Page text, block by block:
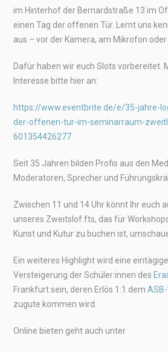
im Hinterhof der Bernardstraße 13 im
einen Tag der offenen Tür. Lernt uns
aus – vor der Kamera, am Mikrofon oder
Dafür haben wir euch Slots vorbereitet.
Interesse bitte hier an:
https://www.eventbrite.de/e/35-jahre-
der-offenen-tur-im-seminarraum-
601354426277
Seit 35 Jahren bilden Profis aus den
Moderatoren, Sprecher und
Zwischen 11 und 14 Uhr könnt Ihr euch
unseres Zweitslof.fts, das für
Kunst und Kutur zu buchen ist,
Ein weiteres Highlight wird eine
Versteigerung der Schüler:innen des
Frankfurt sein, deren Erlös 1:1 dem
zugute kommen wird.
Online bieten geht auch unter